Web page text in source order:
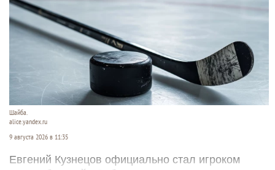
Шайба.
alice.yandex.ru
9 августа 2026 в 11:35
Евгений Кузнецов официально стал игроком